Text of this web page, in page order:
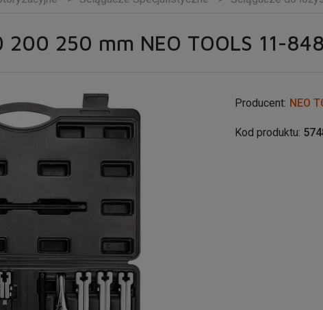
200 250 mm NEO TOOLS 11-848
Producent: NEO
Kod produktu: